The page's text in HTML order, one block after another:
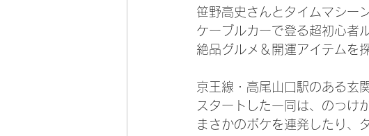
笹野高史さんとタイムマシー
ケーブルカーで登る超初心者
絶品グルメ＆開運アイテムを
京王線・高尾山口駅のある玄
スタートした一同は、のっけ
まさかのボケを連発したり、